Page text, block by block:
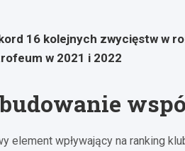
16 kolejnych zwycięstw w
w 2021 i 2022
element wpływający na ranking